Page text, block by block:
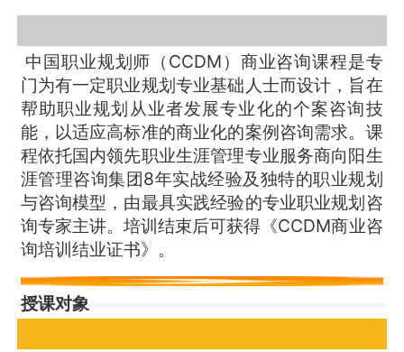
中国职业规划师（CCDM）商业咨询课程是专
门为有一定职业规划专业基础人士而设计，旨在
帮助职业规划从业者发展专业化的个案咨询技
能，以适应高标准的商业化的案例咨询需求。课
程依托国内领先职业生涯管理专业服务商向阳生
涯管理咨询集团8年实战经验及独特的职业规划
与咨询模型，由最具实践经验的专业职业规划咨
询专家主讲。培训结束后可获得《CCDM商业咨
询培训结业证书》。
授课对象